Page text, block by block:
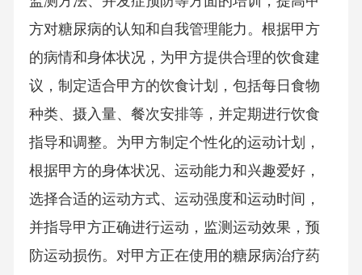
方对糖尿病的认知和自我管理能力。根据甲方
的病情和身体状况，为甲方提供合理的饮食建
议，制定适合甲方的饮食计划，包括每日食物
种类、摄入量、餐次安排等，并定期进行饮食
指导和调整。为甲方制定个性化的运动计划，
根据甲方的身体状况、运动能力和兴趣爱好，
选择合适的运动方式、运动强度和运动时间，
并指导甲方正确进行运动，监测运动效果，预
防运动损伤。对甲方正在使用的糖尿病治疗药